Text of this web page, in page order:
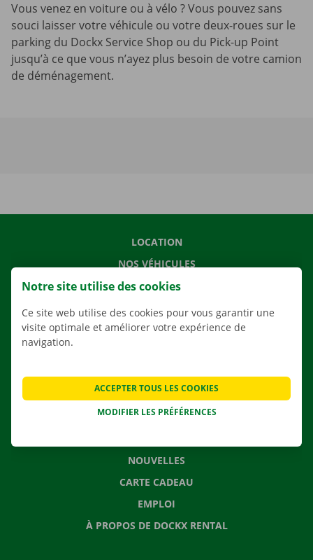
Vous venez en voiture ou à vélo ? Vous pouvez sans
souci laisser votre véhicule ou votre deux-roues sur le
parking du Dockx Service Shop ou du Pick-up Point
jusqu’à ce que vous n’ayez plus besoin de votre camion
de déménagement.
LOCATION
NOS VÉHICULES
NOS SERVICES
AGENCES
APPLI
CONTACTEZ NOUS
NOUVELLES
CARTE CADEAU
EMPLOI
À PROPOS DE DOCKX RENTAL
Notre site utilise des cookies
Ce site web utilise des cookies pour vous garantir une
visite optimale et améliorer votre expérience de
navigation.
MODIFIER LES PRÉFÉRENCES
ACCEPTER TOUS LES COOKIES